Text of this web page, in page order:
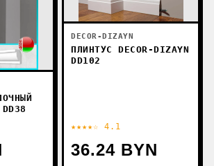
DECOR-DIZAYN
ПЛИНТУС DECOR-DIZAYN
DD102
★★★★☆ 4.1
36.24 BYN